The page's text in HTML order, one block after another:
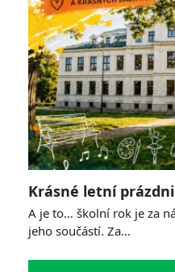
Krásné letní
A je to… školní rok je za
jeho součástí. Za…